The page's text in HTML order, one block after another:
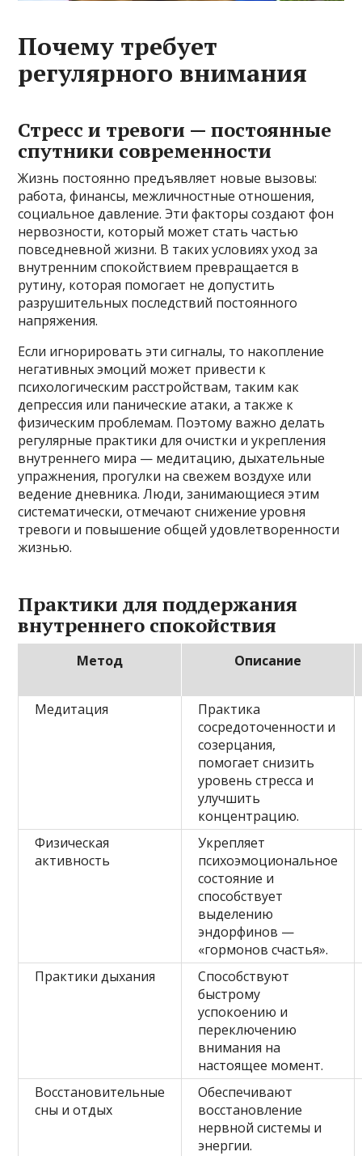
Почему требует
регулярного внимания
Стресс и тревоги — постоянные
спутники современности
Жизнь постоянно предъявляет новые вызовы:
работа, финансы, межличностные отношения,
социальное давление. Эти факторы создают фон
нервозности, который может стать частью
повседневной жизни. В таких условиях уход за
внутренним спокойствием превращается в
рутину, которая помогает не допустить
разрушительных последствий постоянного
напряжения.
Если игнорировать эти сигналы, то накопление
негативных эмоций может привести к
психологическим расстройствам, таким как
депрессия или панические атаки, а также к
физическим проблемам. Поэтому важно делать
регулярные практики для очистки и укрепления
внутреннего мира — медитацию, дыхательные
упражнения, прогулки на свежем воздухе или
ведение дневника. Люди, занимающиеся этим
систематически, отмечают снижение уровня
тревоги и повышение общей удовлетворенности
жизнью.
Практики для поддержания
внутреннего спокойствия
Метод Описание
Медитация
Практика
сосредоточенности и
созерцания,
помогает снизить
уровень стресса и
улучшить
концентрацию.
Физическая
активность
Укрепляет
психоэмоциональное
состояние и
способствует
выделению
эндорфинов —
«гормонов счастья».
Практики дыхания
Способствуют
быстрому
успокоению и
переключению
внимания на
настоящее момент.
Восстановительные
сны и отдых
Обеспечивают
восстановление
нервной системы и
энергии.